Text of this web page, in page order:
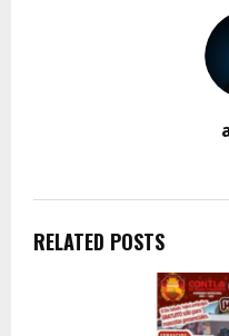
RELATED POSTS